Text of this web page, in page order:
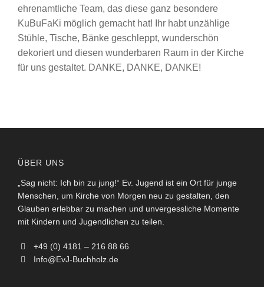
ehrenamtliche Team, das diese ganz besondere
KuBuFaKi möglich gemacht hat! Ihr habt unzählige
Stühle, Tische, Bänke geschleppt, wunderschön
dekoriert und diesen wunderbaren Raum in der Kirche
für uns gestaltet. DANKE, DANKE, DANKE!
ÜBER UNS
„Sag nicht: Ich bin zu jung!“ Ev. Jugend ist ein Ort für junge
Menschen, um Kirche von Morgen neu zu gestalten, den
Glauben erlebbar zu machen und unvergessliche Momente
mit Kindern und Jugendlichen zu teilen.
+49 (0) 4181 – 216 88 66
Info@EvJ-Buchholz.de